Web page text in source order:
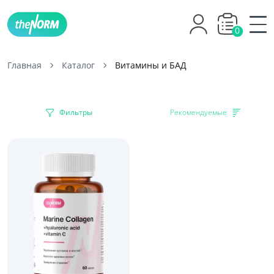
0
Главная Каталог Витамины и БАД
Фильтры Рекомендуемые